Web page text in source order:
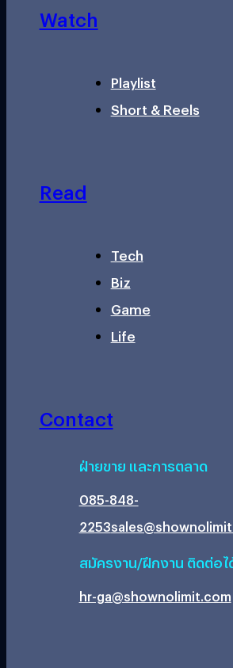
Watch
Playlist
Short & Reels
Read
Tech
Biz
Game
Life
Contact
ฝ่ายขาย และการตลาด
085-848-
2253
สมัครงาน/ฝึกงาน ติดต่อไ
hr-ga@shownolimit.com